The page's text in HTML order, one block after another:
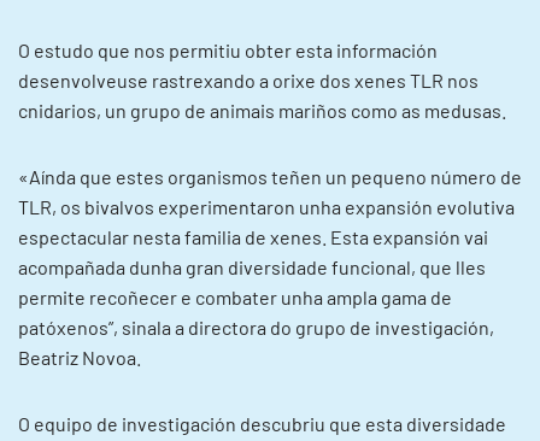
O estudo que nos permitiu obter esta información
desenvolveuse rastrexando a orixe dos xenes TLR nos
cnidarios, un grupo de animais mariños como as medusas.
«Aínda que estes organismos teñen un pequeno número de
TLR, os bivalvos experimentaron unha expansión evolutiva
espectacular nesta familia de xenes. Esta expansión vai
acompañada dunha gran diversidade funcional, que lles
permite recoñecer e combater unha ampla gama de
patóxenos”, sinala a directora do grupo de investigación,
Beatriz Novoa.
O equipo de investigación descubriu que esta diversidade